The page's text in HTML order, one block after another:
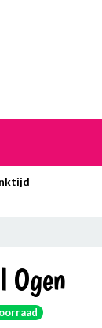
Ogen